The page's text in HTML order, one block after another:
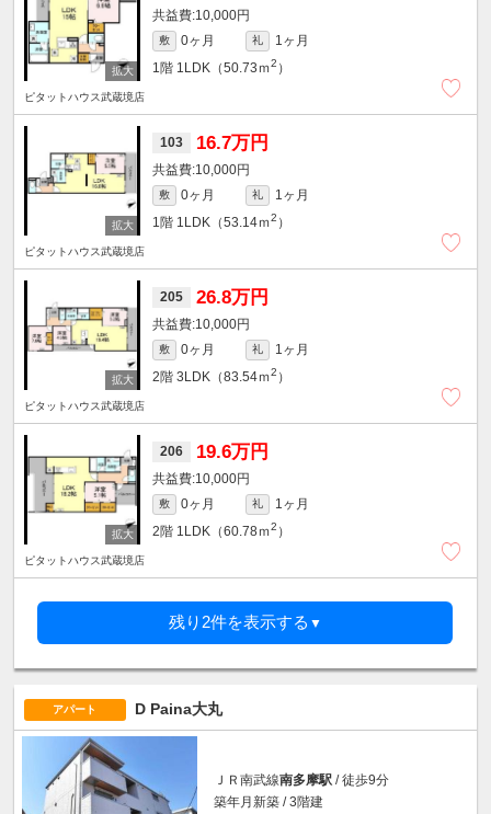
10,000円
敷 0ヶ月 礼
1ヶ月
1階 1LDK（50.73ｍ2 ）
ピタットハウス武蔵境店
103 16.7万円
10,000円
敷 0ヶ月 礼
1ヶ月
1階 1LDK（53.14ｍ2 ）
ピタットハウス武蔵境店
205 26.8万円
10,000円
敷 0ヶ月 礼
1ヶ月
2階 3LDK（83.54ｍ2 ）
ピタットハウス武蔵境店
206 19.6万円
10,000円
敷 0ヶ月 礼
1ヶ月
2階 1LDK（60.78ｍ2 ）
ピタットハウス武蔵境店
残り2件を表示する ▼
アパート D Paina大丸
ＪＲ南武線南多摩駅 / 徒歩9分
築年月新築 / 3階建